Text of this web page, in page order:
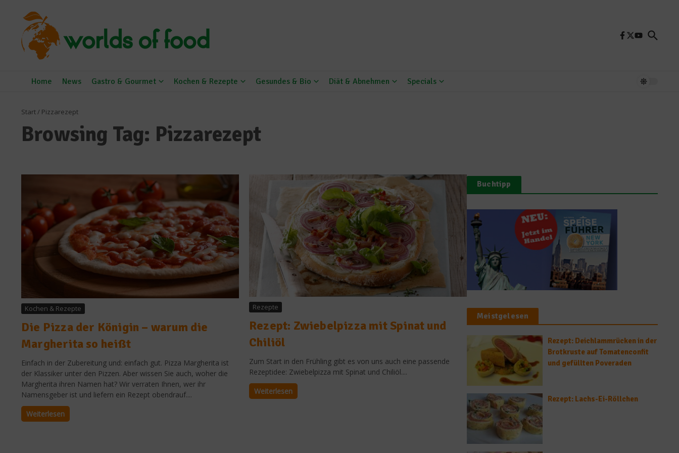
Home News Gastro & Gourmet Kochen & Rezepte Gesundes & Bio Diät & Abnehmen Specials
Start/ Pizzarezept
Browsing Tag: Pizzarezept
Kochen & Rezepte
Die Pizza der Königin – warum die
Margherita so heißt
Einfach in der Zubereitung und: einfach gut. Pizza Margherita ist
der Klassiker unter den Pizzen. Aber wissen Sie auch, woher die
Margherita ihren Namen hat? Wir verraten Ihnen, wer ihr
Namensgeber ist und liefern ein Rezept obendrauf....
Weiterlesen
Rezepte
Rezept: Zwiebelpizza mit Spinat und
Chiliöl
Zum Start in den Frühling gibt es von uns auch eine passende
Rezeptidee: Zwiebelpizza mit Spinat und Chiliöl....
Weiterlesen
Buchtipp
Meistgelesen
Rezept: Deichlammrücken in der
Brotkruste auf Tomatenconfit
und gefüllten Poveraden
Rezept: Lachs-Ei-Röllchen